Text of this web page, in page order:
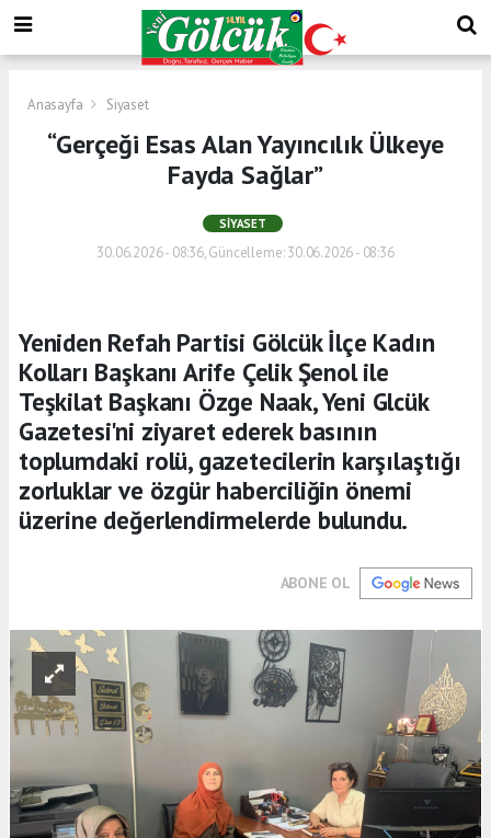
Anasayfa Siyaset
“Gerçeği Esas Alan Yayıncılık Ülkeye
Fayda Sağlar”
SIYASET
30.06.2026 - 08:36, Güncelleme: 30.06.2026 - 08:36
Yeniden Refah Partisi Gölcük İlçe Kadın
Kolları Başkanı Arife Çelik Şenol ile
Teşkilat Başkanı Özge Naak, Yeni Glcük
Gazetesi'ni ziyaret ederek basının
toplumdaki rolü, gazetecilerin karşılaştığı
zorluklar ve özgür haberciliğin önemi
üzerine değerlendirmelerde bulundu.
ABONE OL